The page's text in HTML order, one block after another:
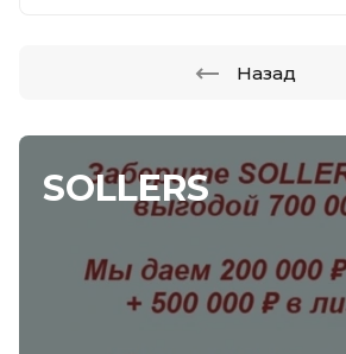
SOLLERS
Назад